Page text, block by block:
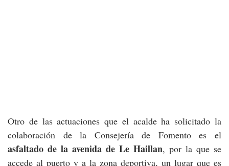
Otro de las actuaciones que el acalde ha solicitado la
colaboración de la Consejería de Fomento es el
asfaltado de la avenida de Le Haillan, por la que se
accede al puerto y a la zona deportiva, un lugar que es